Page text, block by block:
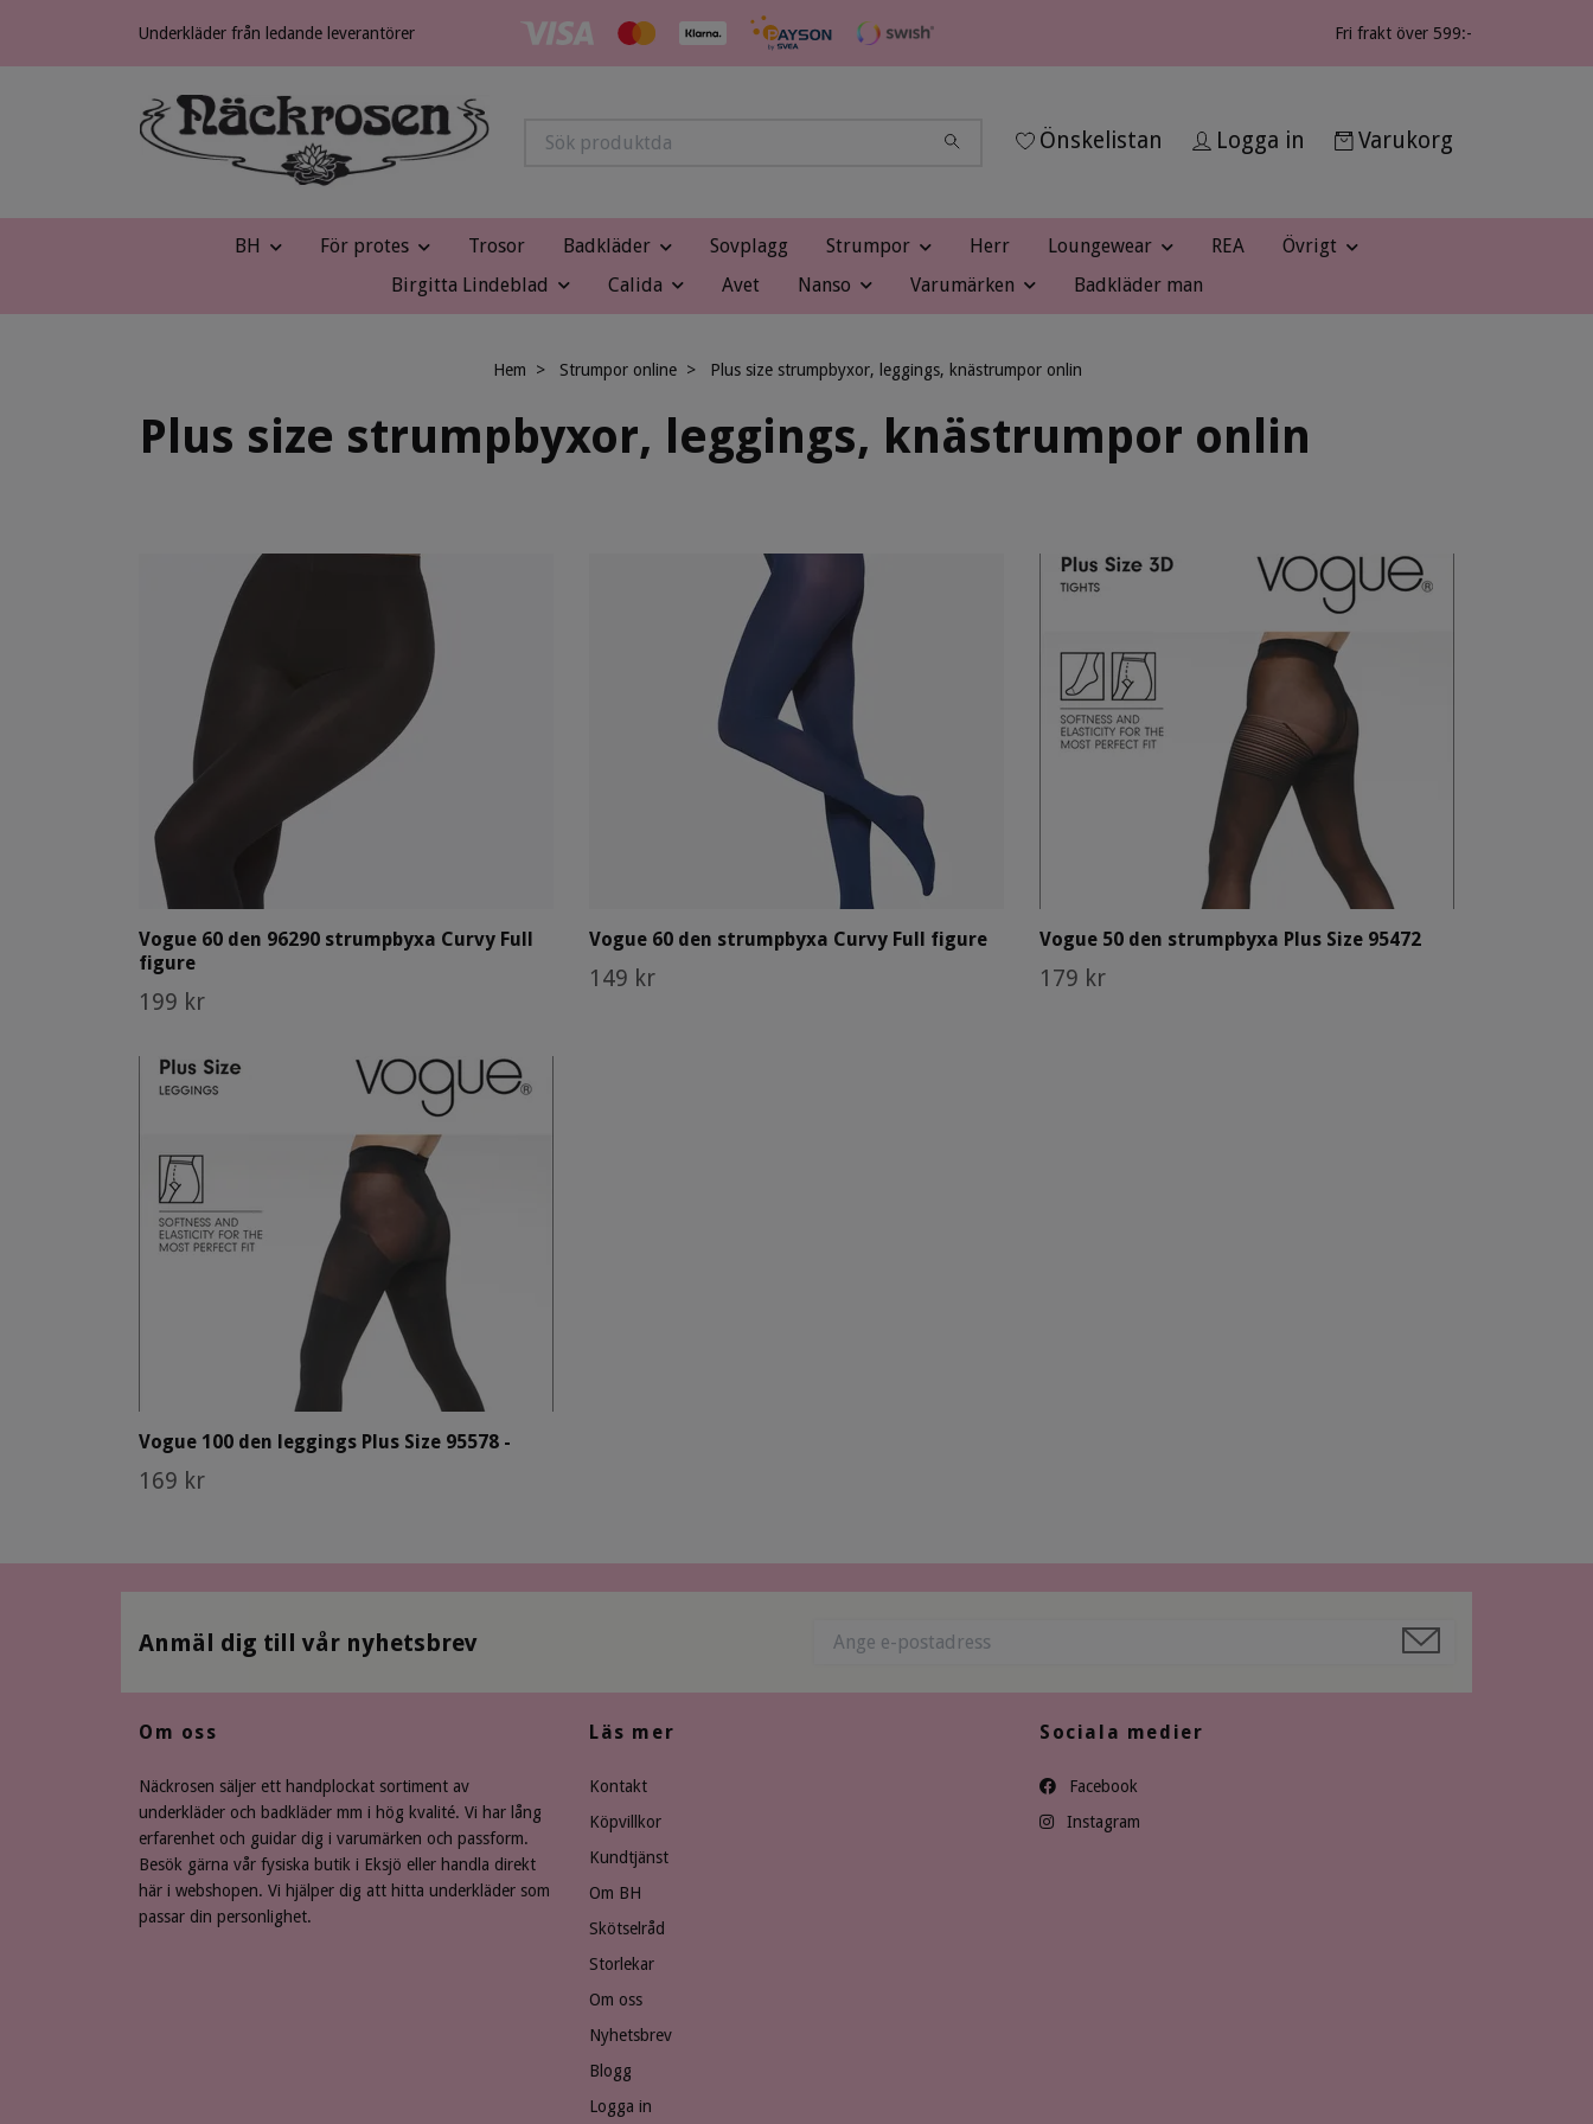
Underkläder från ledande leverantörer Fri frakt över 599:-
Önskelistan Logga in Varukorg
BH För protes Trosor Badkläder Sovplagg Strumpor Herr Loungewear REA
Övrigt
Birgitta Lindeblad
Calida Avet Nanso Varumärken Badkläder man
Hem Strumpor online Plus size strumpbyxor, leggings, knästrumpor onlin
Plus size strumpbyxor, leggings, knästrumpor onlin
Vogue 60 den 96290 strumpbyxa Curvy Full
figure
199 kr
Vogue 60 den strumpbyxa Curvy Full figure
149 kr
Vogue 50 den strumpbyxa Plus Size 95472
179 kr
Vogue 100 den leggings Plus Size 95578 -
169 kr
Anmäl dig till vår nyhetsbrev
Om oss
Näckrosen säljer ett handplockat sortiment av
underkläder och badkläder mm i hög kvalité. Vi har lång
erfarenhet och guidar dig i varumärken och passform.
Besök gärna vår fysiska butik i Eksjö eller handla direkt
här i webshopen. Vi hjälper dig att hitta underkläder som
passar din personlighet.
Läs mer
Kontakt
Köpvillkor
Kundtjänst
Om BH
Skötselråd
Storlekar
Om oss
Nyhetsbrev
Blogg
Logga in
Sociala medier
Facebook
Instagram